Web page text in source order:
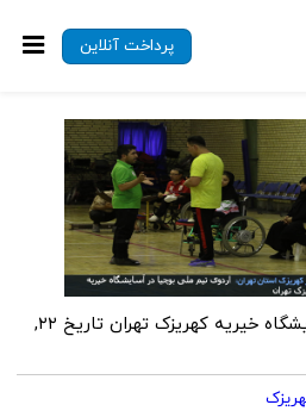
پرداخت آنلاین
خیریه کهریزک تهران
تاریخ ۲۲,